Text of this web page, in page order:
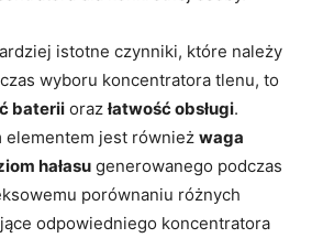
istotne czynniki, które należy
wyboru koncentratora tlenu, to
baterii oraz łatwość obsługi.
elementem jest również waga
hałasu generowanego podczas
porównaniu różnych
odpowiedniego koncentratora